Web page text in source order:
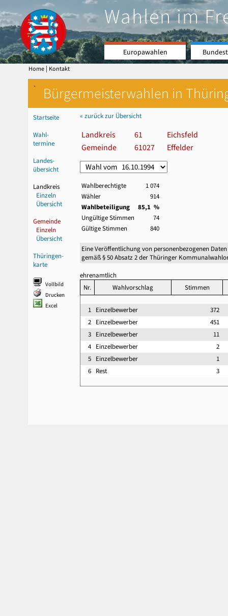
Wahlen im
Europawahlen
Home | Kontakt
` Bürgermeisterwahlen in
Startseite
Wahl-
termine
Landes-
übersicht
Landkreis
Einzeln
Übersicht
Gemeinde
Einzeln
Übersicht
Thüringen-
karte
Vollbild
Drucken
Excel
« zurück zur Übersicht
Landkreis 61
Eichsfeld
Gemeinde
61027 Effelder
Wahlberechtigte
1 074
Wähler
914
Wahlbeteiligung
85,1 %
Ungültige Stimmen
74
Gültige Stimmen
840
Eine Veröffentlichung von personenbezogenen
gemäß § 50 Absatz 2 der Thüringer
ehrenamtlich
Nr.
Wahlvorschlag Stimmen
1 Einzelbewerber
372
2 Einzelbewerber
451
3 Einzelbewerber
11
4 Einzelbewerber
2
5 Einzelbewerber
1
6 Rest 3